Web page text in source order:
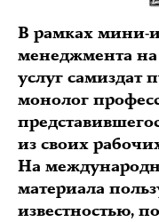
В рамках мини-
менеджмента на
услуг самиздат
монолог
из своих
На
материала
известностью,